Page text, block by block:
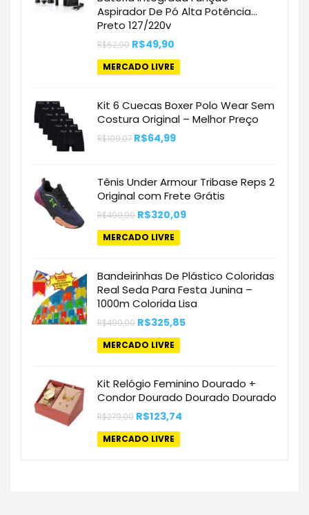
Aspirador De Pó Alta Potência…
Preto 127/220v
R$62,90 O
original
era:
R$49,90
atual
é:
MERCADO LIVRE
Kit 6 Cuecas Boxer Polo Wear Sem
Costura Original – Melhor Preço
R$109,07 O
R$109,07.
R$64,99O
R$64,99.
Tênis Under Armour Tribase Reps 2
Original com Frete Grátis
R$499,99 O
original
era:
R$320,09O
MERCADO LIVRE
Bandeirinhas De Plástico Coloridas
Real Seda Para Festa Junina –
1000m Colorida Lisa
R$490,00 O
original
era:
R$325,85O
MERCADO LIVRE
Kit Relógio Feminino Dourado +
Condor Dourado Dourado Dourado
R$279,00 O
original
era:
R$123,74
MERCADO LIVRE